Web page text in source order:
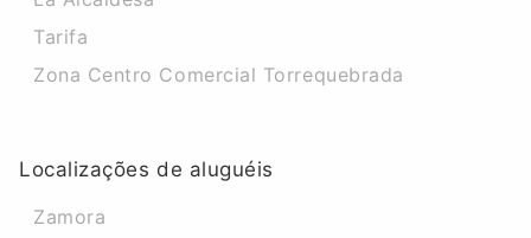
Tarifa
Zona Centro Comercial Torrequebrada
Localizações de aluguéis
Zamora